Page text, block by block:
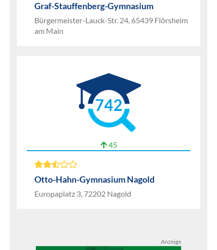
Graf-Stauffenberg-Gymnasium
Bürgermeister-Lauck-Str. 24, 65439 Flörsheim
am Main
742
45
Otto-Hahn-Gymnasium Nagold
Europaplatz 3, 72202 Nagold
Anzeige